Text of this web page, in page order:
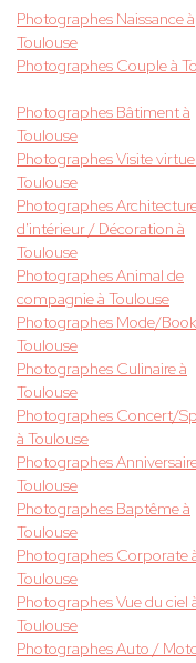
Photographes Naissance à
Toulouse
Photographes Couple à
Photographes Bâtiment à
Toulouse
Photographes Visite
Toulouse
Photographes
d'intérieur / Décoration à
Toulouse
Photographes Animal de
compagnie à Toulouse
Photographes Mode/
Toulouse
Photographes Culinaire à
Toulouse
Photographes Concert/
à Toulouse
Photographes
Toulouse
Photographes Baptême à
Toulouse
Photographes Corporate
Toulouse
Photographes Vue du ciel
Toulouse
Photographes Auto /